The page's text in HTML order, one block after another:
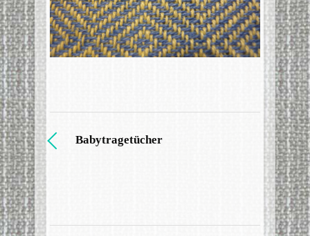
Babytragetücher